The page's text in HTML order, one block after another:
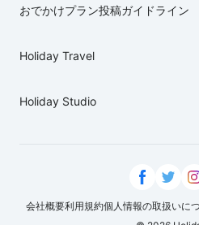
おでかけプラン投稿ガイドライン
Holiday Travel
Holiday Studio
会社概要利用規約個人情報の取扱いに